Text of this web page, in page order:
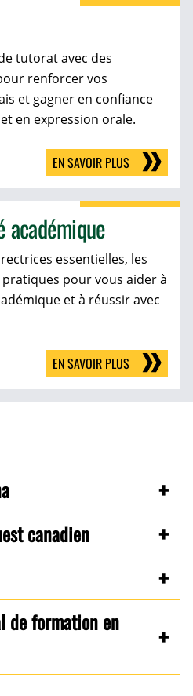
tutorat avec des
renforcer vos
et gagner en confiance
en expression orale.
EN SAVOIR PLUS
essentielles, les
pour vous aider à
et à réussir avec
EN SAVOIR PLUS
canadien
de formation en